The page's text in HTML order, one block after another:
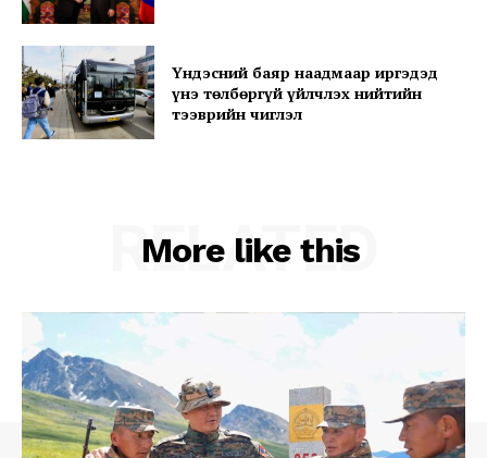
Үндэсний баяр наадмаар иргэдэд
үнэ төлбөргүй үйлчлэх нийтийн
тээврийн чиглэл
More like this
RELATED